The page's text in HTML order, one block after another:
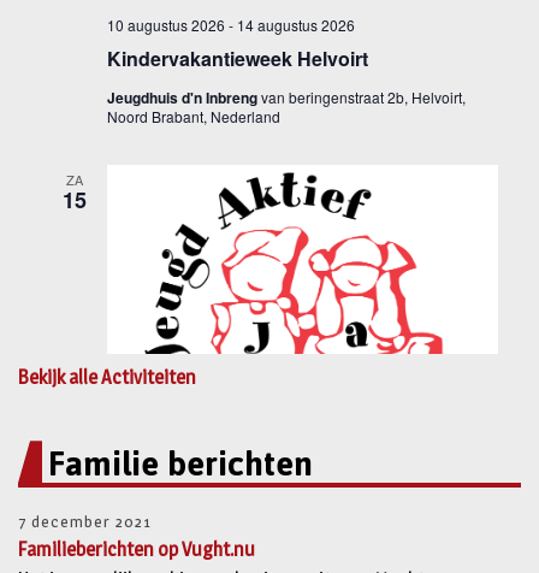
Bekijk alle Activiteiten
Familie berichten
7 december 2021
Familieberichten op Vught.nu